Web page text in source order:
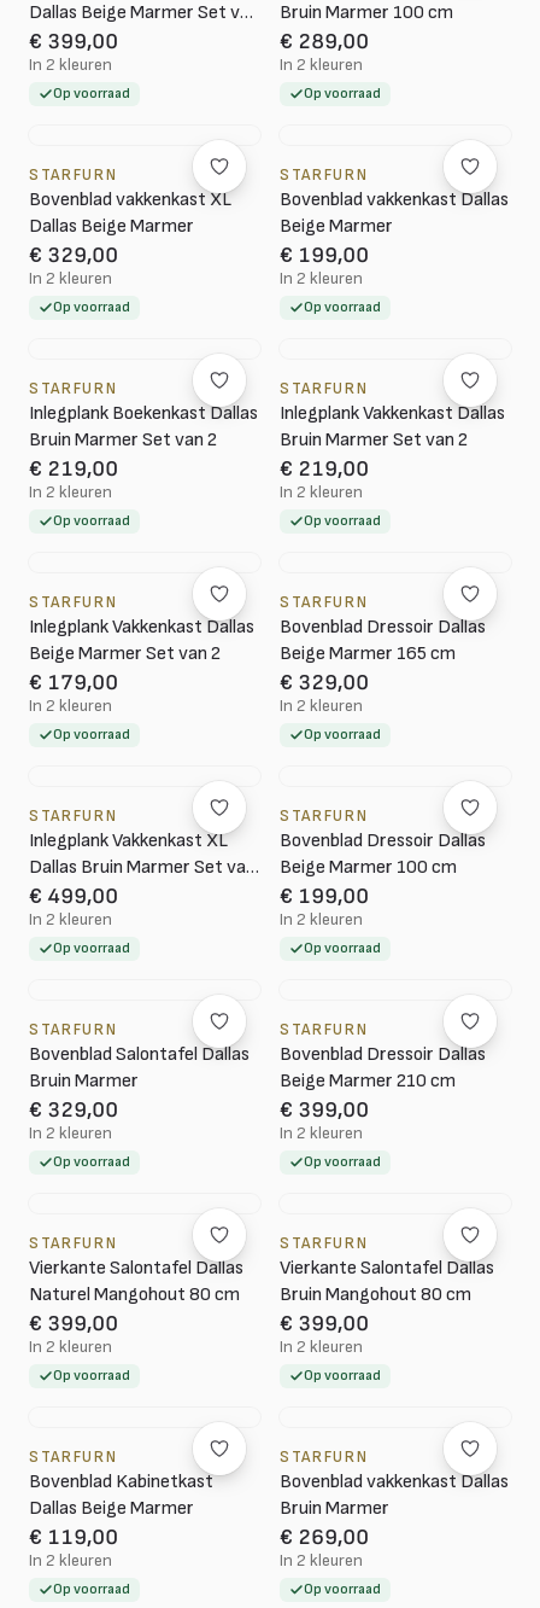
Dallas Beige Marmer Set van
4
€ 399,00
In 2 kleuren
Op voorraad
Bruin Marmer 100 cm
€ 289,00
In 2 kleuren
Op voorraad
STARFURN
Bovenblad vakkenkast XL
Dallas Beige Marmer
€ 329,00
In 2 kleuren
Op voorraad
STARFURN
Bovenblad vakkenkast Dallas
Beige Marmer
€ 199,00
In 2 kleuren
Op voorraad
STARFURN
Inlegplank Boekenkast Dallas
Bruin Marmer Set van 2
€ 219,00
In 2 kleuren
Op voorraad
STARFURN
Inlegplank Vakkenkast Dallas
Bruin Marmer Set van 2
€ 219,00
In 2 kleuren
Op voorraad
STARFURN
Inlegplank Vakkenkast Dallas
Beige Marmer Set van 2
€ 179,00
In 2 kleuren
Op voorraad
STARFURN
Bovenblad Dressoir Dallas
Beige Marmer 165 cm
€ 329,00
In 2 kleuren
Op voorraad
STARFURN
Inlegplank Vakkenkast XL
Dallas Bruin Marmer Set van
4
€ 499,00
In 2 kleuren
Op voorraad
STARFURN
Bovenblad Dressoir Dallas
Beige Marmer 100 cm
€ 199,00
In 2 kleuren
Op voorraad
STARFURN
Bovenblad Salontafel Dallas
Bruin Marmer
€ 329,00
In 2 kleuren
Op voorraad
STARFURN
Bovenblad Dressoir Dallas
Beige Marmer 210 cm
€ 399,00
In 2 kleuren
Op voorraad
STARFURN
Vierkante Salontafel Dallas
Naturel Mangohout 80 cm
€ 399,00
In 2 kleuren
Op voorraad
STARFURN
Vierkante Salontafel Dallas
Bruin Mangohout 80 cm
€ 399,00
In 2 kleuren
Op voorraad
STARFURN
Bovenblad Kabinetkast
Dallas Beige Marmer
€ 119,00
In 2 kleuren
Op voorraad
STARFURN
Bovenblad vakkenkast Dallas
Bruin Marmer
€ 269,00
In 2 kleuren
Op voorraad